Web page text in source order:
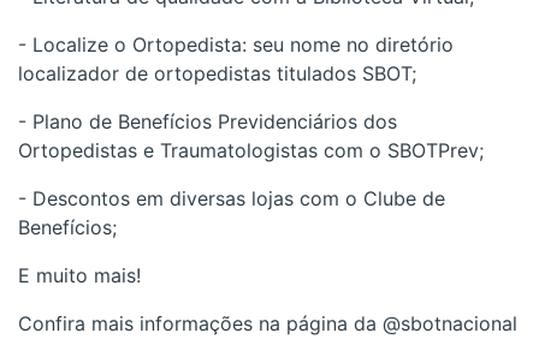
- Localize o Ortopedista: seu nome no diretório
localizador de ortopedistas titulados SBOT;
- Plano de Benefícios Previdenciários dos
Ortopedistas e Traumatologistas com o SBOTPrev;
- Descontos em diversas lojas com o Clube de
Benefícios;
E muito mais!
Confira mais informações na página da @sbotnacional